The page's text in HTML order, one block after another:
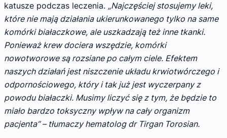
katusze podczas leczenia. „Najczęściej stosujemy leki,
które nie mają działania ukierunkowanego tylko na same
komórki białaczkowe, ale uszkadzają też inne tkanki.
Ponieważ krew dociera wszędzie, komórki
nowotworowe są rozsiane po całym ciele. Efektem
naszych działań jest niszczenie układu krwiotwórczego i
odpornościowego, który i tak już jest wyczerpany z
powodu białaczki. Musimy liczyć się z tym, że będzie to
miało bardzo toksyczny wpływ na cały organizm
pacjenta” – tłumaczy hematolog dr Tirgan Torosian.